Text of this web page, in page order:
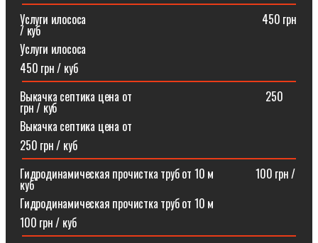
Услуги илососа⠀⠀⠀⠀⠀⠀⠀⠀⠀⠀⠀⠀⠀⠀⠀⠀⠀⠀⠀⠀⠀450 грн
/ куб
Услуги илососа
450 грн / куб
Выкачка септика цена от⠀⠀⠀⠀⠀⠀⠀⠀⠀⠀⠀⠀⠀⠀⠀⠀250
грн / куб
Выкачка септика цена от
250 грн / куб
Гидродинамическая прочистка труб от 10 м⠀⠀⠀⠀⠀100 грн /
куб
Гидродинамическая прочистка труб от 10 м
100 грн / куб